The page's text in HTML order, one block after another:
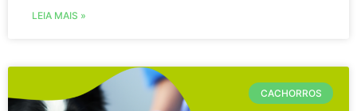
LEIA MAIS »
CACHORROS